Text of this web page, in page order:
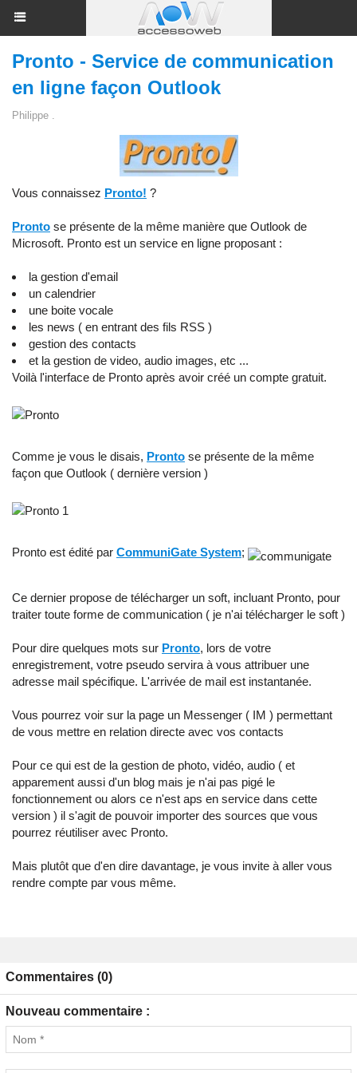
Pronto - Service de communication
en ligne façon Outlook
Philippe .
Vous connaissez Pronto! ?
Pronto se présente de la même manière que Outlook de
Microsoft. Pronto est un service en ligne proposant :
la gestion d'email
un calendrier
une boite vocale
les news ( en entrant des fils RSS )
gestion des contacts
et la gestion de video, audio images, etc ...
Voilà l'interface de Pronto après avoir créé un compte gratuit.
Comme je vous le disais, Pronto se présente de la même
façon que Outlook ( dernière version )
Pronto est édité par CommuniGate System;
Ce dernier propose de télécharger un soft, incluant Pronto, pour
traiter toute forme de communication ( je n'ai télécharger le soft )
Pour dire quelques mots sur Pronto, lors de votre
enregistrement, votre pseudo servira à vous attribuer une
adresse mail spécifique. L'arrivée de mail est instantanée.
Vous pourrez voir sur la page un Messenger ( IM ) permettant
de vous mettre en relation directe avec vos contacts
Pour ce qui est de la gestion de photo, vidéo, audio ( et
apparement aussi d'un blog mais je n'ai pas pigé le
fonctionnement ou alors ce n'est aps en service dans cette
version ) il s'agit de pouvoir importer des sources que vous
pourrez réutiliser avec Pronto.
Mais plutôt que d'en dire davantage, je vous invite à aller vous
rendre compte par vous même.
Commentaires (0)
Nouveau commentaire :